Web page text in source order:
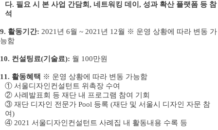
다. 필요 시 본 사업 간담회, 네트워킹 데이 , 성과 확산 플랫폼 등 참
석
9. 활동기간: 2021 년 6월 ~ 2021 년 12월 ※ 운영 상황에 따라 변동 가
능함
10. 컨설팅료(기술료): 월 100만원
11. 활동혜택 ※ 운영 상황에 따라 변동 가능함
① 서울디자인컨설턴트 위촉장 수여
② 사례발표회 등 재단 내 프로그램 참여 기회
③ 재단 디자인 전문가 Pool 등록 (재단 및 서울시 디자인 자문 참
여)
④ 2021 서울디자인컨설턴트 사례집 내 활동내용 수록 등